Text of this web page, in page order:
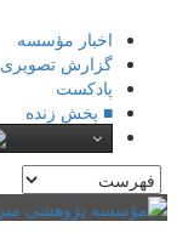
اخبار مؤسسه
گزارش تصویری
پادکست‌
■ پخش زنده